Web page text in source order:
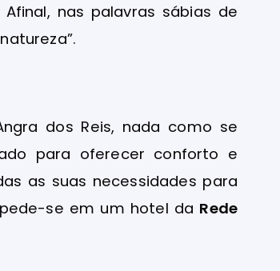
nas palavras sábias de
dos Reis, nada como se
para oferecer conforto e
as suas necessidades para
se em um hotel da Rede